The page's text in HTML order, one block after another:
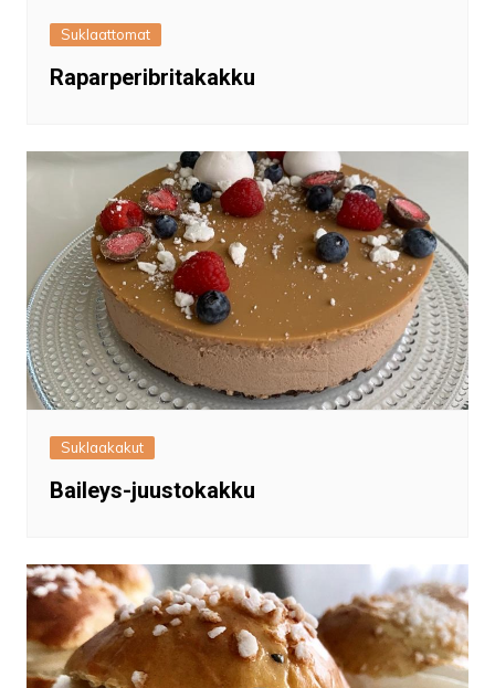
Suklaattomat
Raparperibritakakku
Suklaakakut
Baileys-juustokakku